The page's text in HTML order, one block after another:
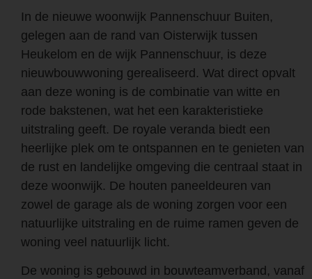
In de nieuwe woonwijk Pannenschuur Buiten,
gelegen aan de rand van Oisterwijk tussen
Heukelom en de wijk Pannenschuur, is deze
nieuwbouwwoning gerealiseerd. Wat direct opvalt
aan deze woning is de combinatie van witte en
rode bakstenen, wat het een karakteristieke
uitstraling geeft. De royale veranda biedt een
heerlijke plek om te ontspannen en te genieten van
de rust en landelijke omgeving die centraal staat in
deze woonwijk. De houten paneeldeuren van
zowel de garage als de woning zorgen voor een
natuurlijke uitstraling en de ruime ramen geven de
woning veel natuurlijk licht.
De woning is gebouwd in bouwteamverband, vanaf